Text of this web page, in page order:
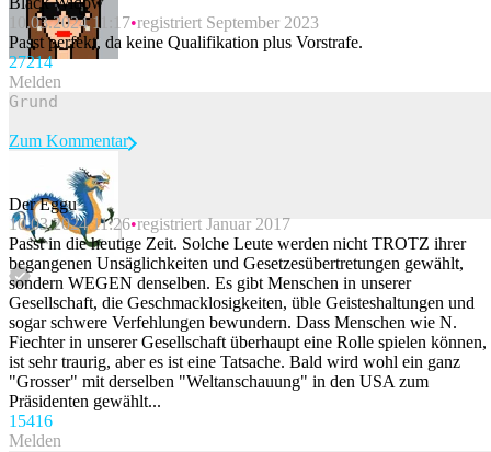
10.03.2024 11:17 registriert September 2023
Passt perfekt, da keine Qualifikation plus Vorstrafe.
27214
Melden
Beitrag melden
Zum Kommentar
Der Eggu
10.03.2024 11:26 registriert Januar 2017
Passt in die heutige Zeit. Solche Leute werden nicht TROTZ ihrer
begangenen Unsäglichkeiten und Gesetzesübertretungen gewählt,
sondern WEGEN denselben. Es gibt Menschen in unserer
Gesellschaft, die Geschmacklosigkeiten, üble Geisteshaltungen und
sogar schwere Verfehlungen bewundern. Dass Menschen wie N.
Fiechter in unserer Gesellschaft überhaupt eine Rolle spielen können,
ist sehr traurig, aber es ist eine Tatsache. Bald wird wohl ein ganz
"Grosser" mit derselben "Weltanschauung" in den USA zum
Präsidenten gewählt...
15416
Melden